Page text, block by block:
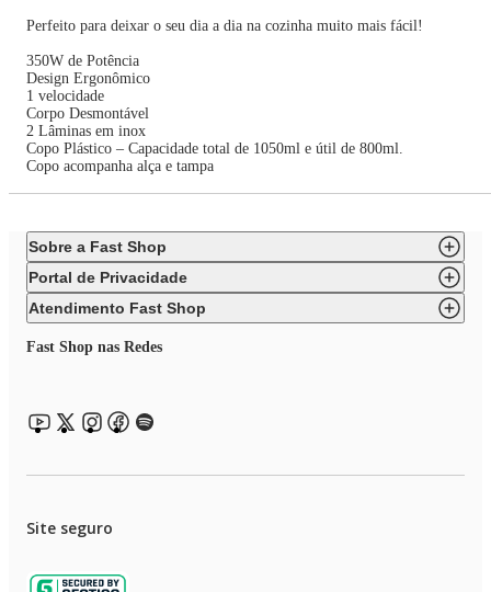
Perfeito para deixar o seu dia a dia na cozinha muito mais fácil!
350W de Potência
Design Ergonômico
1 velocidade
Corpo Desmontável
2 Lâminas em inox
Copo Plástico – Capacidade total de 1050ml e útil de 800ml.
Copo acompanha alça e tampa
Sobre a Fast Shop
Portal de Privacidade
Atendimento Fast Shop
Fast Shop nas Redes
Site seguro